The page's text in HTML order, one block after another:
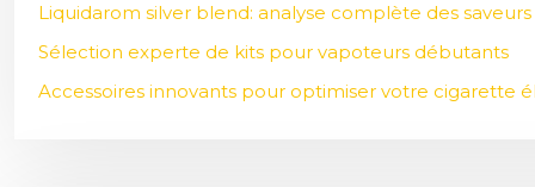
Liquidarom silver blend: analyse complète des saveurs
Sélection experte de kits pour vapoteurs débutants
Accessoires innovants pour optimiser votre cigarette